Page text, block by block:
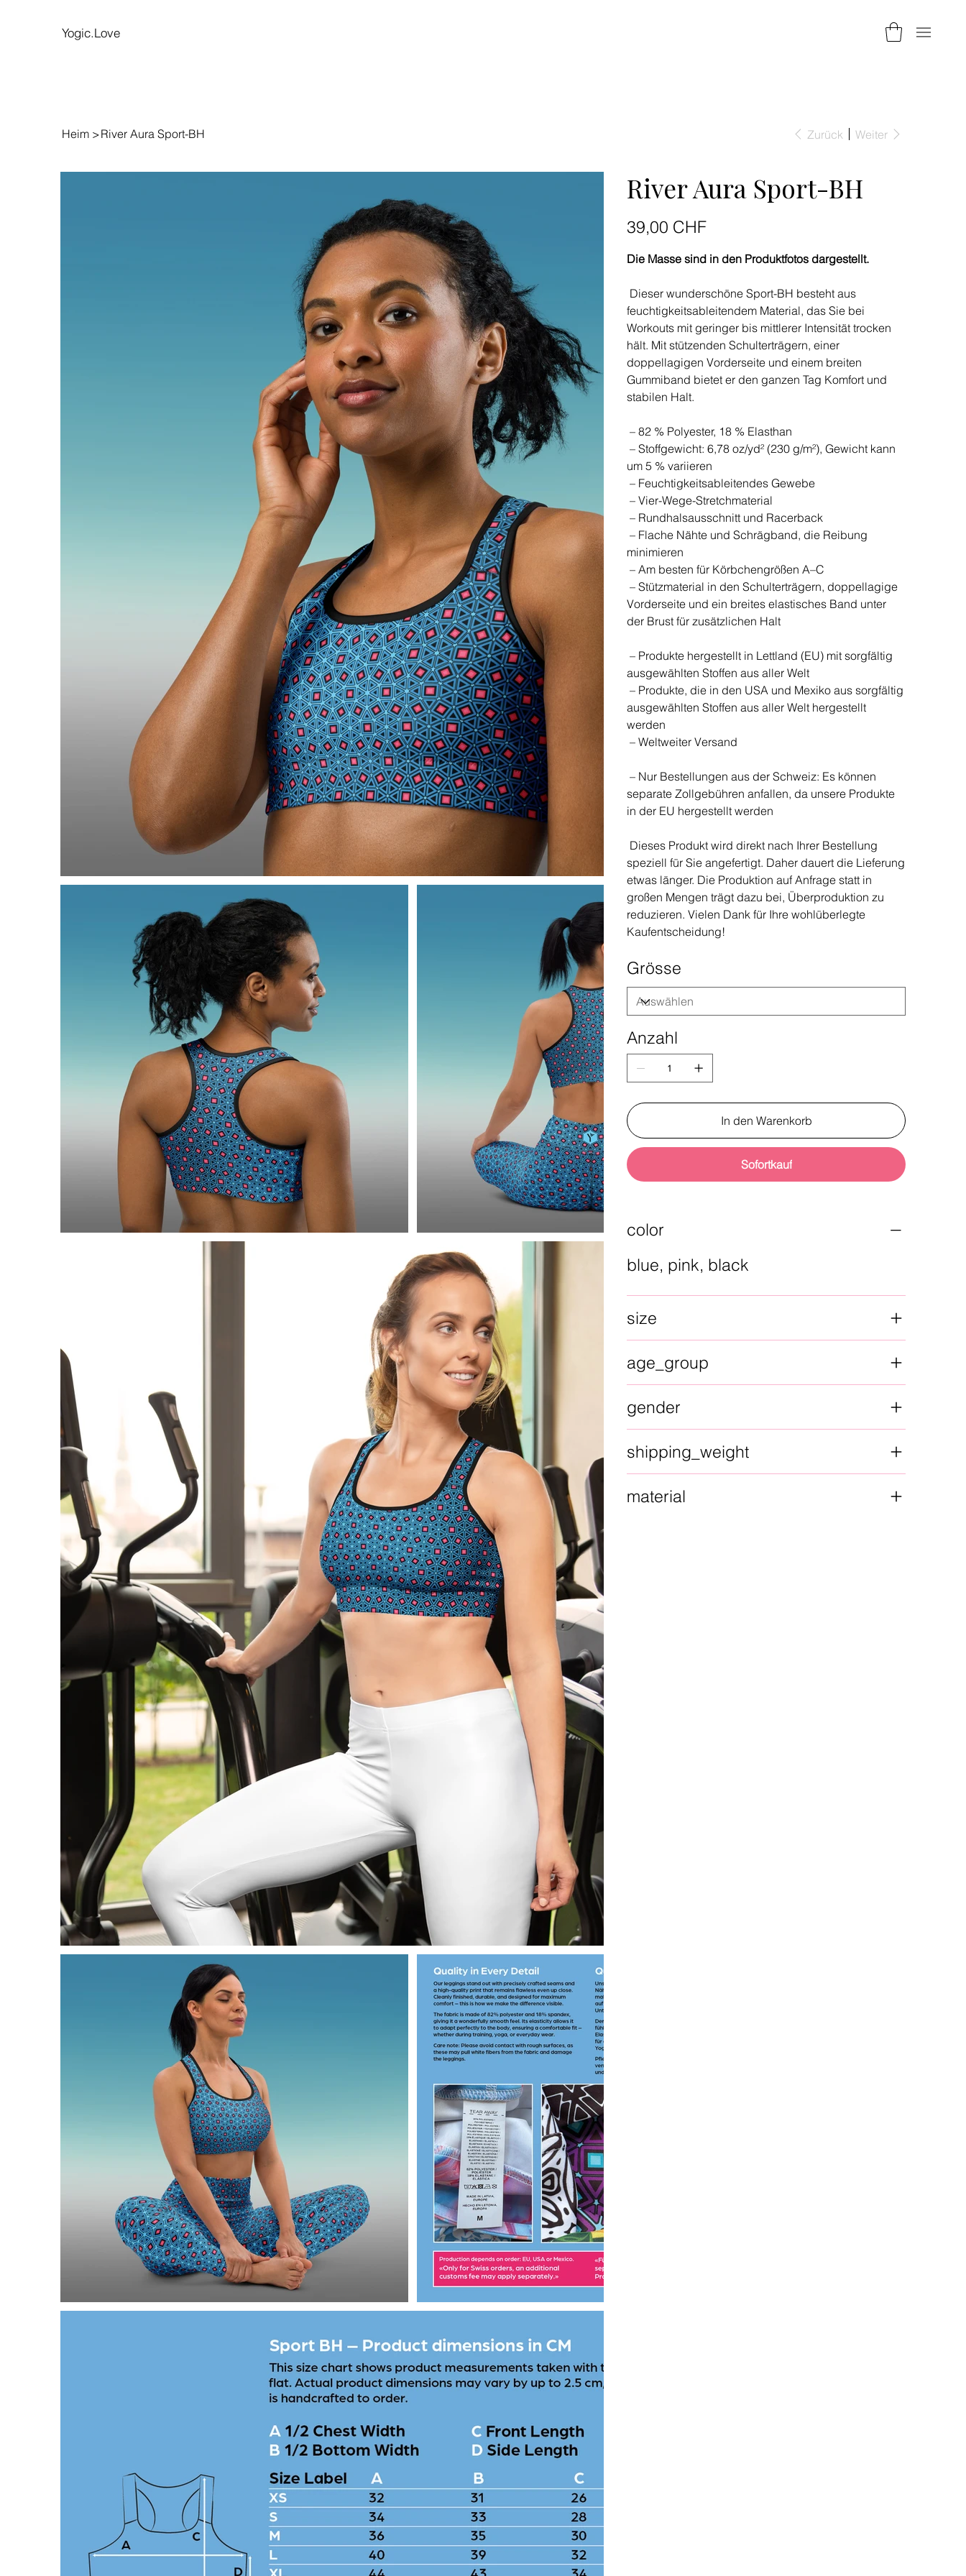
Yogic.Love
Heim >River Aura Sport-BH Zurück Weiter
River Aura Sport-BH
39,00 CHF
Die Masse sind in den Produktfotos dargestellt.
Dieser wunderschöne Sport-BH besteht aus
feuchtigkeitsableitendem Material, das Sie bei
Workouts mit geringer bis mittlerer Intensität trocken
hält. Mit stützenden Schulterträgern, einer
doppellagigen Vorderseite und einem breiten
Gummiband bietet er den ganzen Tag Komfort und
stabilen Halt.
– 82 % Polyester, 18 % Elasthan
– Stoffgewicht: 6,78 oz/yd² (230 g/m²), Gewicht kann
um 5 % variieren
– Feuchtigkeitsableitendes Gewebe
– Vier-Wege-Stretchmaterial
– Rundhalsausschnitt und Racerback
– Flache Nähte und Schrägband, die Reibung
minimieren
– Am besten für Körbchengrößen A–C
– Stützmaterial in den Schulterträgern, doppellagige
Vorderseite und ein breites elastisches Band unter
der Brust für zusätzlichen Halt
– Produkte hergestellt in Lettland (EU) mit sorgfältig
ausgewählten Stoffen aus aller Welt
– Produkte, die in den USA und Mexiko aus sorgfältig
ausgewählten Stoffen aus aller Welt hergestellt
werden
– Weltweiter Versand
– Nur Bestellungen aus der Schweiz: Es können
separate Zollgebühren anfallen, da unsere Produkte
in der EU hergestellt werden
Dieses Produkt wird direkt nach Ihrer Bestellung
speziell für Sie angefertigt. Daher dauert die Lieferung
etwas länger. Die Produktion auf Anfrage statt in
großen Mengen trägt dazu bei, Überproduktion zu
reduzieren. Vielen Dank für Ihre wohlüberlegte
Kaufentscheidung!
Grösse
Anzahl
In den Warenkorb
Sofortkauf
color
blue, pink, black
size
age_group
gender
shipping_weight
material